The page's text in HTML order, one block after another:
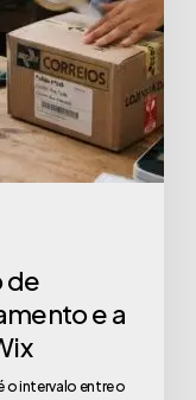
de
e a
o intervalo entre o